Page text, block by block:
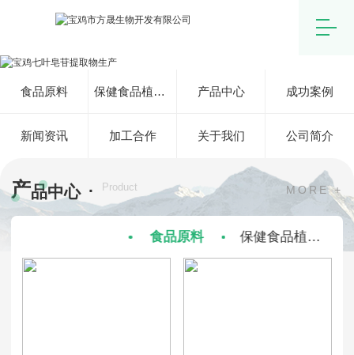
食品原料 保健食品植物原料 产品中心 成功案例
新闻资讯 加工合作 关于我们 公司简介
产品中心 · Product MORE +
食品原料 保健食品植物原料